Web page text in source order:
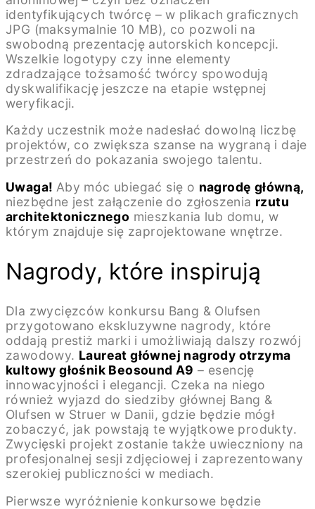
identyfikujących twórcę – w plikach graficznych
JPG (maksymalnie 10 MB), co pozwoli na
swobodną prezentację autorskich koncepcji.
Wszelkie logotypy czy inne elementy
zdradzające tożsamość twórcy spowodują
dyskwalifikację jeszcze na etapie wstępnej
weryfikacji.
Każdy uczestnik może nadesłać dowolną liczbę
projektów, co zwiększa szanse na wygraną i daje
przestrzeń do pokazania swojego talentu.
Uwaga! Aby móc ubiegać się o nagrodę główną,
niezbędne jest załączenie do zgłoszenia rzutu
architektonicznego mieszkania lub domu, w
którym znajduje się zaprojektowane wnętrze.
Nagrody, które inspirują
Dla zwycięzców konkursu Bang & Olufsen
przygotowano ekskluzywne nagrody, które
oddają prestiż marki i umożliwiają dalszy rozwój
zawodowy. Laureat głównej nagrody otrzyma
kultowy głośnik Beosound A9 – esencję
innowacyjności i elegancji. Czeka na niego
również wyjazd do siedziby głównej Bang &
Olufsen w Struer w Danii, gdzie będzie mógł
zobaczyć, jak powstają te wyjątkowe produkty.
Zwycięski projekt zostanie także uwieczniony na
profesjonalnej sesji zdjęciowej i zaprezentowany
szerokiej publiczności w mediach.
Pierwsze wyróżnienie konkursowe będzie